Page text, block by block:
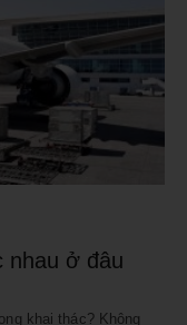
nhau ở đâu
khai thác? Không